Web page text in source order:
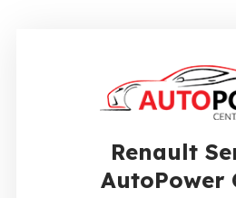
Renault
AutoPower